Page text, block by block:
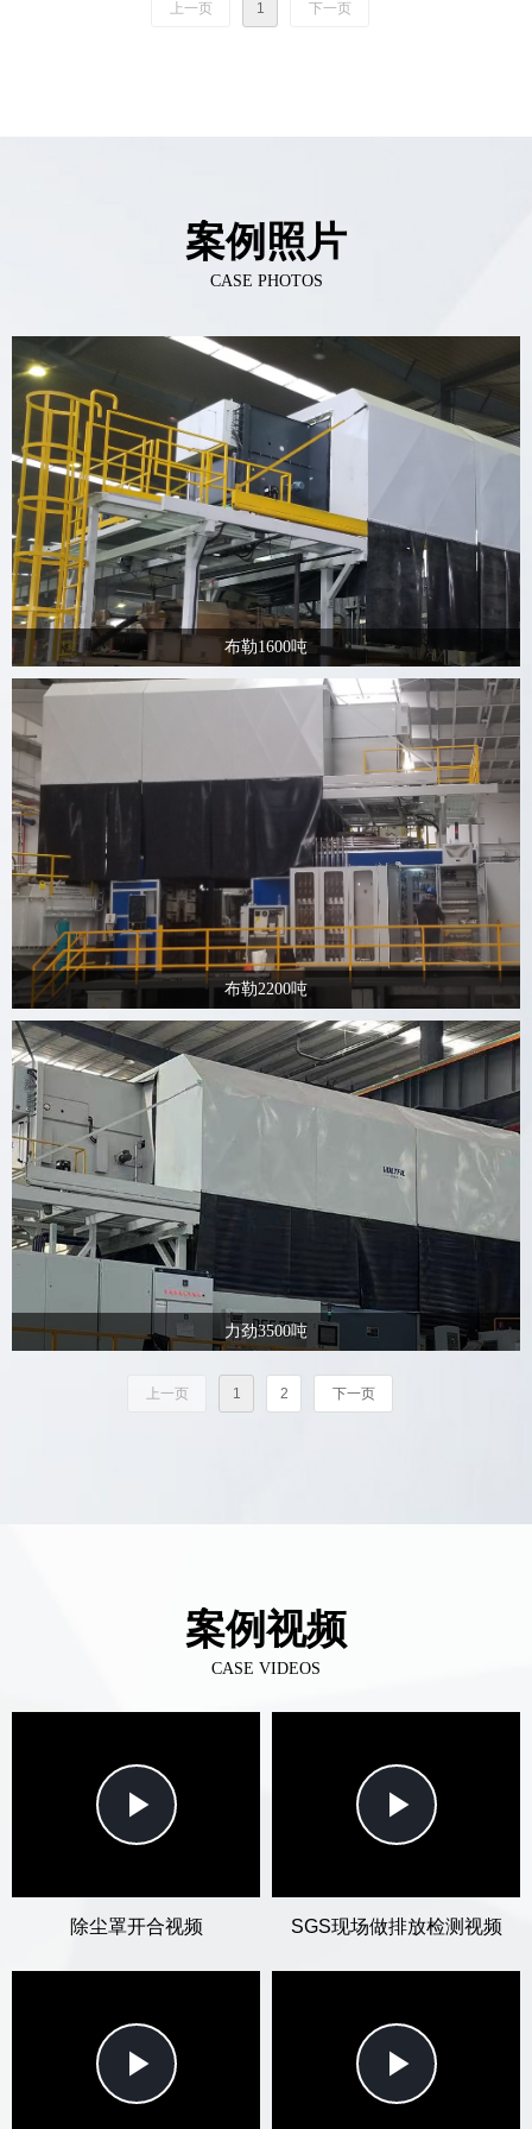
上一页 1 下一页
CASE PHOTOS
案例照片
布勒1600吨
布勒2200吨
力劲3500吨
上一页 1 2 下一页
CASE VIDEOS
案例视频
除尘罩开合视频
Play
Video
Play
SGS现场做排放检测视频
Play
Video
Play